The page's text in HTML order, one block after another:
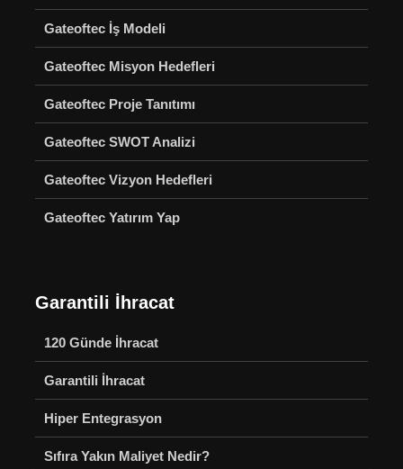
Gateoftec İş Modeli
Gateoftec Misyon Hedefleri
Gateoftec Proje Tanıtımı
Gateoftec SWOT Analizi
Gateoftec Vizyon Hedefleri
Gateoftec Yatırım Yap
Garantili İhracat
120 Günde İhracat
Garantili İhracat
Hiper Entegrasyon
Sıfıra Yakın Maliyet Nedir?